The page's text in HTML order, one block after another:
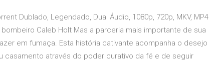
Dublado, Legendado, Dual Áudio, 1080p, 720p, MKV, MP4
Caleb Holt Mas a parceria mais importante de sua
em fumaça. Esta história cativante acompanha o desejo
casamento através do poder curativo da fé e de seguir